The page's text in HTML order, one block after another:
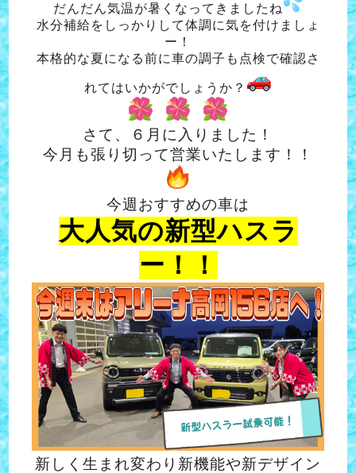
だんだん気温が暑くなってきましたね
水分補給をしっかりして体調に気を付けましょ
ー！
本格的な夏になる前に車の調子も点検で確認さ
れてはいかがでしょうか？
さて、６月に入りました！
今月も張り切って営業いたします！！
今週おすすめの車は
大人気の新型ハスラ
ー！！
新しく生まれ変わり新機能や新デザイン